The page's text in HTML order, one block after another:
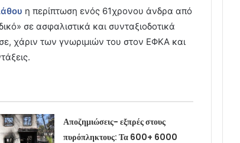
η περίπτωση ενός 61χρονου άνδρα από
σε ασφαλιστικά και συνταξιοδοτικά
χάριν των γνωριμιών του στον ΕΦΚΑ και
Αποζημιώσεις- εξπρές στους
πυρόπληκτους: Τα 600+ 6000